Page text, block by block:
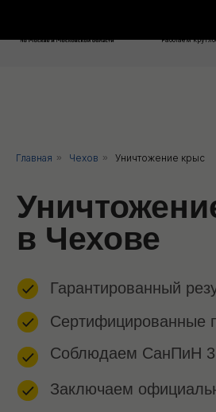
Главная » Чехов » Уничтожение крыс
Уничтожение крыс
в Чехове
Гарантированный результат
Сертифицированные препараты
Соблюдаем СанПиН 3.5.2.3472-17